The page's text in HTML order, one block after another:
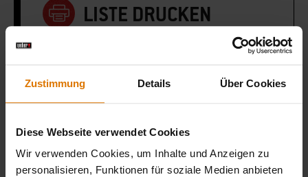
Zustimmung Details Über Cookies
Diese Webseite verwendet Cookies
Wir verwenden Cookies, um Inhalte und Anzeigen zu
personalisieren, Funktionen für soziale Medien anbieten
LISTE DRUCKEN
Empfohlenes Zubehör